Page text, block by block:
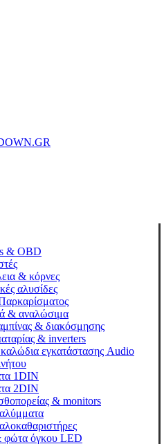
& OBD
& κόρνες
αλυσίδες
& αναλώσιμα
& διακόσμησης
& inverters
εγκατάστασης Audio
1DIN
2DIN
& monitors
φώτα όγκου LED